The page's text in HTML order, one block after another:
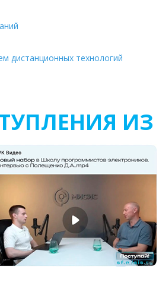
дистанционных технологий
ИЗ